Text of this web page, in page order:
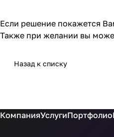
Если решение покажется
Также при желании вы
Назад к списку
КомпанияУслугиПортфолио